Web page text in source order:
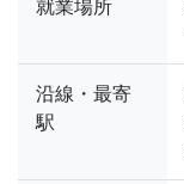
就業場所
沿線・最寄
駅